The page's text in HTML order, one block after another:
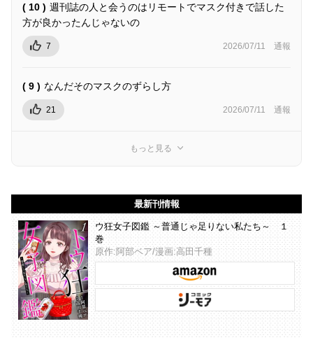
( 10 ) 週刊誌の人と会うのはリモートでマスク付きで話した
方が良かったんじゃないの
7 2026/07/11 通報
( 9 ) なんだそのマスクのずらし方
21 2026/07/11 通報
もっと見る
最新刊情報
ウ狂女子図鑑 ～普通じゃ足りない私たち～ １
巻
原作:阿部ベア/漫画:高田千種